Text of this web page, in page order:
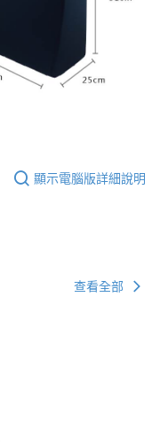
顯示電腦版詳細說明
查看全部